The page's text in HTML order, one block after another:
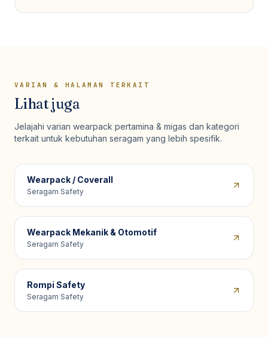
VARIAN & HALAMAN TERKAIT
Lihat juga
Jelajahi varian wearpack pertamina & migas dan kategori
terkait untuk kebutuhan seragam yang lebih spesifik.
Wearpack / Coverall
Seragam Safety
Wearpack Mekanik & Otomotif
Seragam Safety
Rompi Safety
Seragam Safety